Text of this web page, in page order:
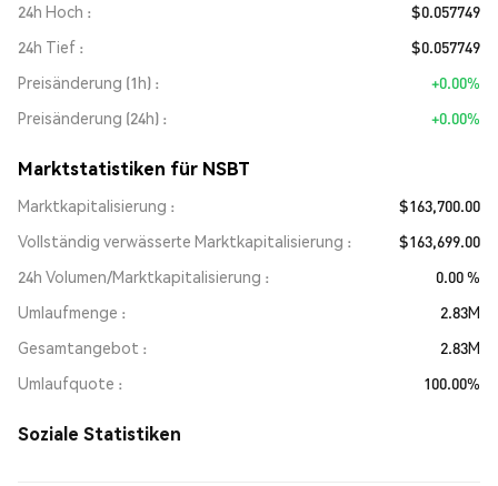
24h Hoch
$0.057749
24h Tief
$0.057749
Preisänderung (1h)
+0.00%
Preisänderung (24h)
+0.00%
Marktstatistiken für NSBT
Marktkapitalisierung
$163,700.00
Vollständig verwässerte Marktkapitalisierung
$163,699.00
24h Volumen/Marktkapitalisierung
0.00 %
Umlaufmenge
2.83M
Gesamtangebot
2.83M
Umlaufquote
100.00%
Soziale Statistiken